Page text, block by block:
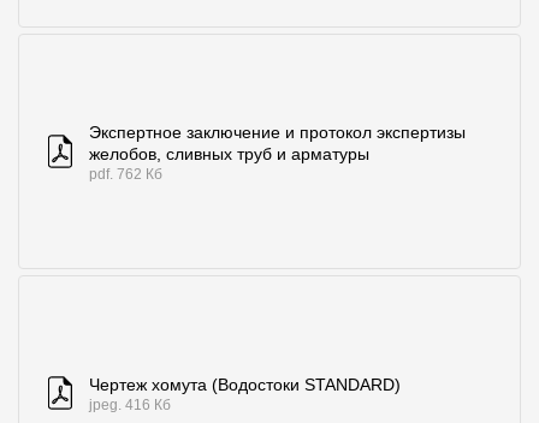
Экспертное заключение и протокол экспертизы
желобов, сливных труб и арматуры
pdf. 762 Кб
Чертеж хомута (Водостоки STANDARD)
jpeg. 416 Кб